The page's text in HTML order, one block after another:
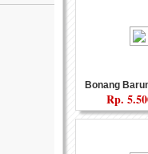
Bonang
Rp.